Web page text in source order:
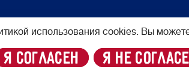
использования cookies. Вы
я согласен я не